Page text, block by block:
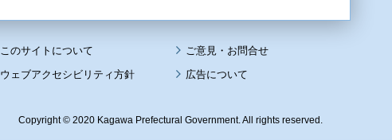
このサイトについて
ウェブアクセシビリティ方針 広告について
Copyright © 2020 Kagawa Prefectural Government. All rights reserved.